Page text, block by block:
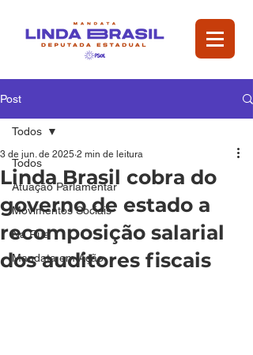
Post
Todos
Atuação Parlamentar
Movimentos Sociais
Na Rua
Mandata em Ação
Todos
Linda Brasil cobra do
governo de estado a
recomposição salarial
dos auditores fiscais
3 de jun. de 2025 2 min de leitura